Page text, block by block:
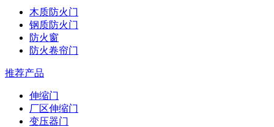
木质防火门
钢质防火门
防火窗
防火卷帘门
推荐产品
伸缩门
厂区伸缩门
变压器门